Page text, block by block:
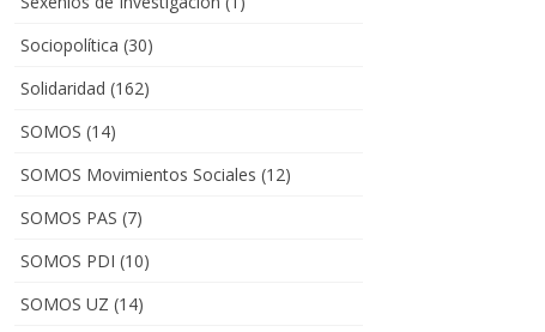
Sociopolítica (30)
Solidaridad (162)
SOMOS (14)
SOMOS Movimientos Sociales (12)
SOMOS PAS (7)
SOMOS PDI (10)
SOMOS UZ (14)